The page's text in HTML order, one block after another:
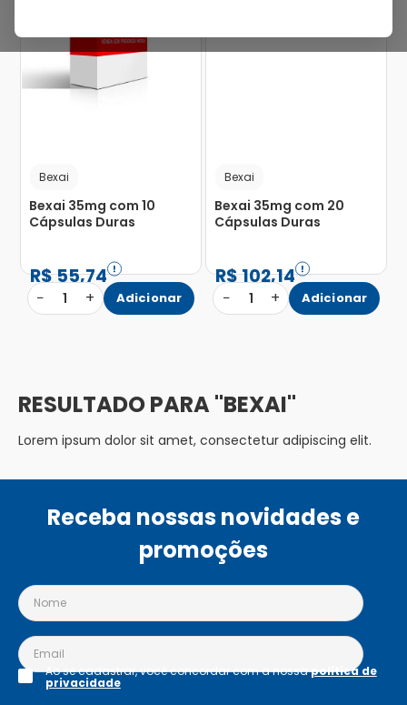
Bexai
Bexai 35mg com 10
Cápsulas Duras
R$55,74
− 1 + Adicionar
Bexai
Bexai 35mg com 20
Cápsulas Duras
R$102,14
− 1 + Adicionar
BEXAI
Lorem ipsum dolor sit amet, consectetur adipiscing elit.
Receba nossas novidades e
promoções
Ao se cadastrar, você concordar com a nossapolítica de
privacidade